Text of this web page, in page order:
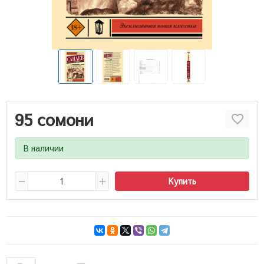
95 сомони
В наличии
Купить